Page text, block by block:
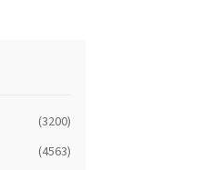
(3200)
(4563)